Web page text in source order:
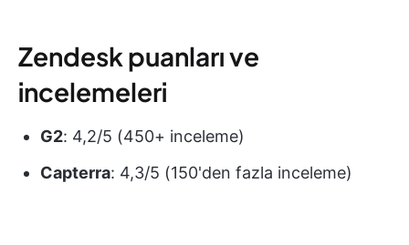
Zendesk puanları ve
incelemeleri
G2: 4,2/5 (450+ inceleme)
Capterra: 4,3/5 (150'den fazla inceleme)